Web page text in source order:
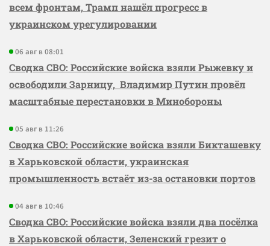
всем фронтам, Трамп нашёл прогресс в
украинском урегулировании
06 авг в 08:01
Сводка СВО: Российские войска взяли Рыжевку и
освободили Зарницу, Владимир Путин провёл
масштабные перестановки в Минобороны
05 авг в 11:26
Сводка СВО: Российские войска взяли Бикташевку
в Харьковской области, украинская
промышленность встаёт из-за остановки портов
04 авг в 10:46
Сводка СВО: Российские войска взяли два посёлка
в Харьковской области, Зеленский грезит о